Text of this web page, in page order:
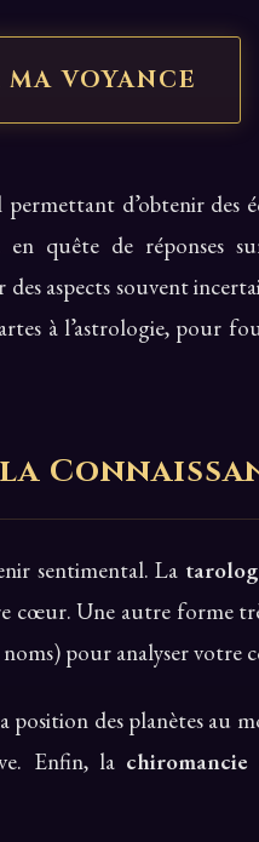
VOYANCE
d’obtenir des
quête de réponses
aspects souvent
à l’astrologie, pour
sentimental. La
cœur. Une autre forme
noms) pour analyser
des planètes au
Enfin, la chiromancie